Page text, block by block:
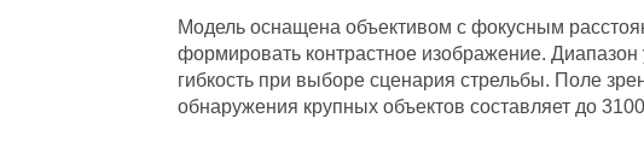
Модель оснащена объективом с фокусным
формировать контрастное изображение.
гибкость при выборе сценария стрельбы. Поле
обнаружения крупных объектов составляет до